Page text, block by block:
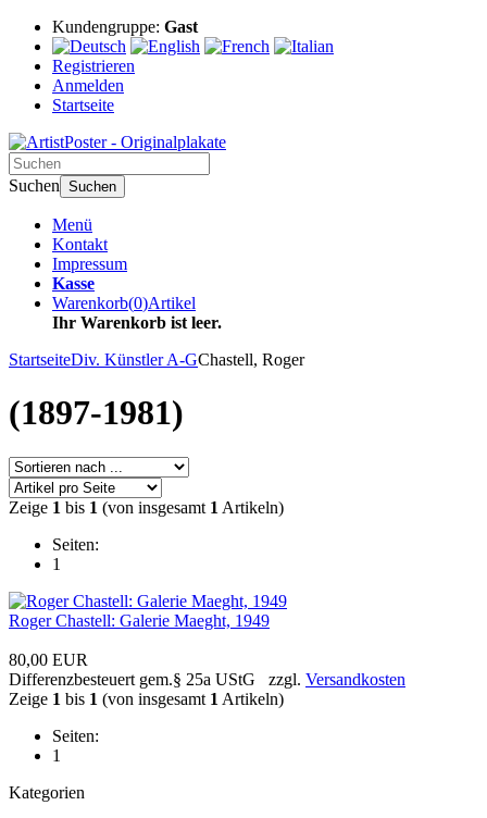
Kundengruppe: Gast
Registrieren
Anmelden
Startseite
Suchen Suchen
Menü
Kontakt
Impressum
Kasse
Warenkorb(0)Artikel
Ihr Warenkorb ist leer.
StartseiteDiv. Künstler A-GChastell, Roger
(1897-1981)
Zeige 1 bis 1 (von insgesamt 1 Artikeln)
Seiten:
1
Roger Chastell: Galerie Maeght, 1949
80,00 EUR
Differenzbesteuert gem.§ 25a UStG zzgl. Versandkosten
Zeige 1 bis 1 (von insgesamt 1 Artikeln)
Seiten:
1
Kategorien